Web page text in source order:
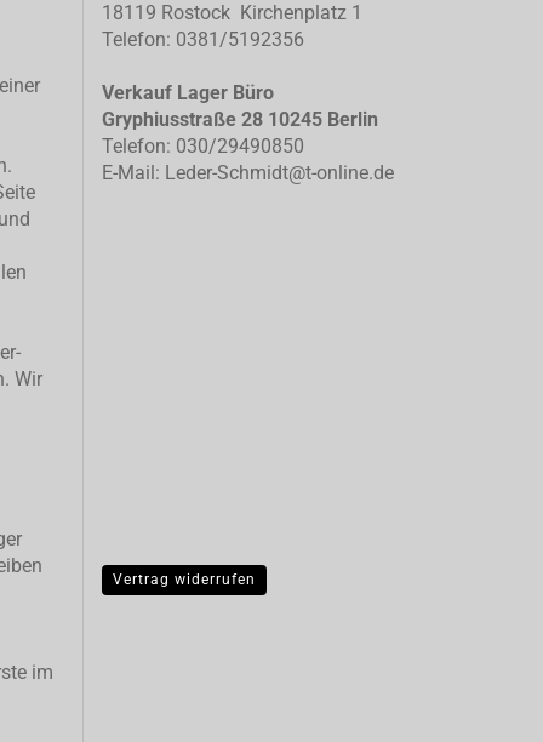
Wir
im
18119 Rostock Kirchenplatz 1
Telefon: 0381/5192356
Verkauf Lager Büro
Gryphiusstraße 28 10245 Berlin
Telefon: 030/29490850
E-Mail: Leder-Schmidt@t-online.de
Vertrag widerrufen